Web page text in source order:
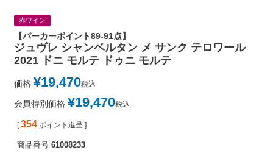
赤ワイン
【パーカーポイント89-91点】
ジュヴレ シャンベルタン メ サンク テロワール
2021 ドニ モルテ ドゥニ モルテ
価格 ¥19,470税込
会員特別価格 ¥19,470税込
[ 354 ポイント進呈 ]
商品番号 61008233